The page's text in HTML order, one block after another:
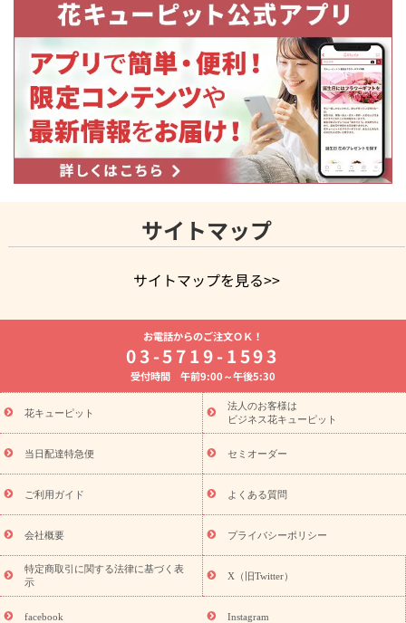
サイトマップ
サイトマップを見る>>
よく贈られる花
お祝いの花特集
誕生日フラワーギフト特集
8月の誕生花(トルコキキョウ)
開店・開業祝い
お供え・お悔やみ お供え・お悔やみの花
通夜・葬儀に贈る花 胡蝶蘭・花鉢
ーブドフラワー
季節のイベント
ひまわり ギフト・プレゼント
特集
お盆 花（新盆・初盆） 季節のイベント
お盆 花（新
盆・初盆）
お盆 花（新盆・初盆）
お盆・お供え 花とセットギ
フト
お盆・お供え プリザーブドフラワー
ひまわり ギフト・プ
レゼント特集
夏の花贈り・お中元・暑中見舞い 花のギフト特集
敬老の日におくる花ギフト・プレゼント特集
花ギフト・プレゼント特集
敬老の日 花のおすすめランキング
敬
老の日 花鉢植えのギフト・プレゼント特集
敬老の日 花とセットギ
フト・プレゼント特集
敬老の日の花 全てのギフト一覧
キャン
ペーン
映画『ウォーターガーディアンズ』コラボキャンペーン
「きょう誕生日なんです」キャンペーン
誕生日の花を探す
誕生日フラワーギフト 誕生日フラワーギフト特集
お電話からのご注文ＯＫ！
03-5719-1593
受付時間 午前9:00～午後5:30
花キューピット
法人のお客様は
ビジネス花キューピット
当日配達特急便 セミオーダー
ご利用ガイド よくある質問
会社概要 プライバシーポリシー
特定商取引に関する法律に基づく表
示
X（旧Twitter）
facebook Instagram